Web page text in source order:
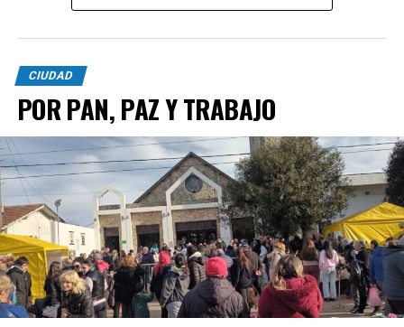
CIUDAD
POR PAN, PAZ Y TRABAJO